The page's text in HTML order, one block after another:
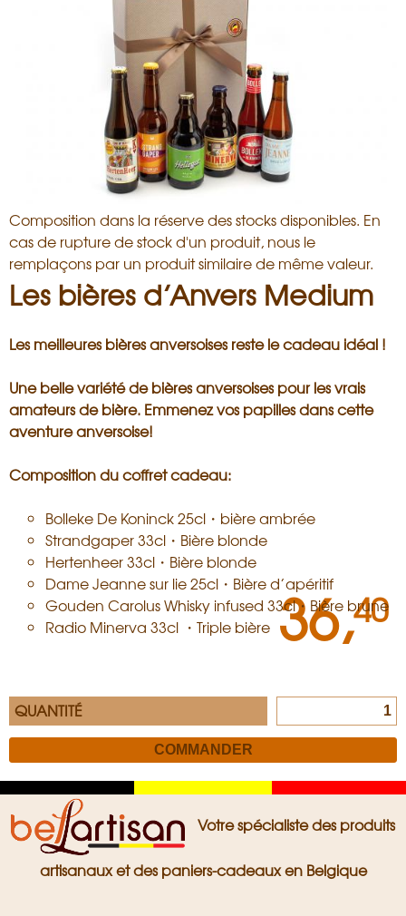
Composition dans la réserve des stocks disponibles. En
cas de rupture de stock d'un produit, nous le
remplaçons par un produit similaire de même valeur.
Les bières d’Anvers Medium
Les meilleures bières anversoises reste le cadeau idéal !
Une belle variété de bières anversoises pour les vrais
amateurs de bière. Emmenez vos papilles dans cette
aventure anversoise!
Composition du coffret cadeau:
Bolleke De Koninck 25cl・bière ambrée
Strandgaper 33cl・Bière blonde
Hertenheer 33cl・Bière blonde
Dame Jeanne sur lie 25cl・Bière d’apéritif
Gouden Carolus Whisky infused 33cl・Bière brune
Radio Minerva 33cl ・Triple bière
QUANTITÉ
36,40
Votre spécialiste des produits
artisanaux et des paniers-cadeaux en Belgique